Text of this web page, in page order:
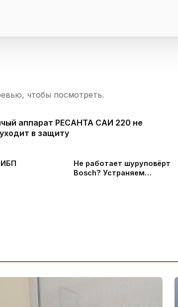
чтобы посмотреть.
аппарат РЕСАНТА САИ 220 не
в защиту
Не работает шуруповёрт
Bosch? Устраняем